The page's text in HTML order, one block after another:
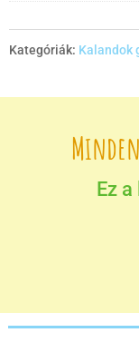
Kategóriák: Kalandok
Ez